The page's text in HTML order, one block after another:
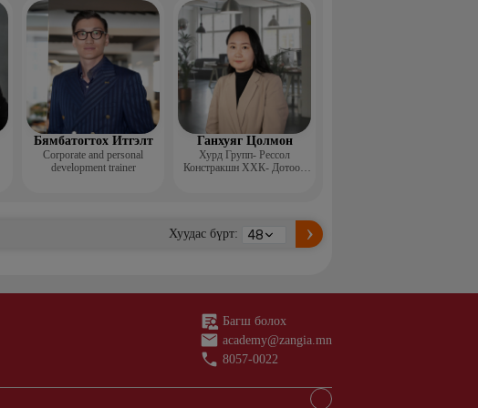
мисс, Топ модель
Бямбатогтох Итгэлт
Corporate and personal
development trainer
Ганхуяг Цолмон
Хурд Групп- Рессол
Констракшн ХХК- Дотоод
Хуудас бүрт:
Багш болох
academy@zangia.mn
8057-0022